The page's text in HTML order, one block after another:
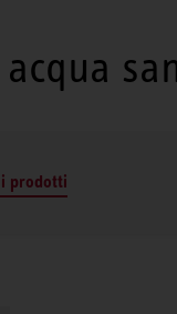
prodotti